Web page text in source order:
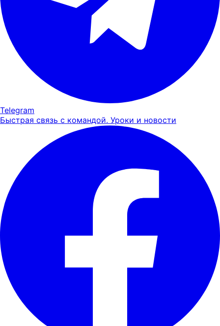
Telegram
Быстрая связь с командой. Уроки и новости